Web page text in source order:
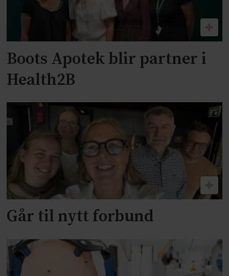
Boots Apotek blir partner i
Health2B
Går til nytt forbund